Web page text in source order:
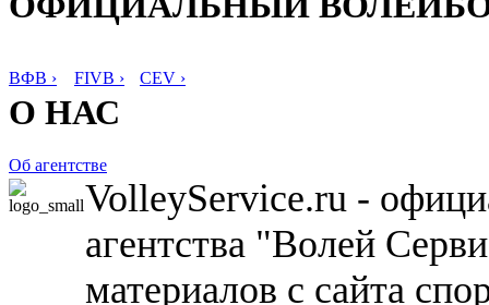
ВФВ › FIVB › CEV ›
О НАС
Об агентстве
VolleyService.ru -
агентства "Волей
материалов с сайта